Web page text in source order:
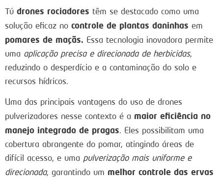
Tú drones rociadores têm se destacado como uma
solução eficaz no controle de plantas daninhas em
pomares de maçãs. Essa tecnologia inovadora permite
uma aplicação precisa e direcionada de herbicidas,
reduzindo o desperdício e a contaminação do solo e
recursos hídricos.
Uma das principais vantagens do uso de drones
pulverizadores nesse contexto é a maior eficiência no
manejo integrado de pragas. Eles possibilitam uma
cobertura abrangente do pomar, atingindo áreas de
difícil acesso, e uma pulverização mais uniforme e
direcionada, garantindo um melhor controle das ervas